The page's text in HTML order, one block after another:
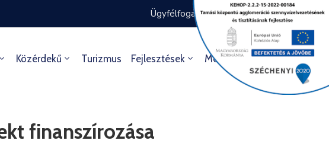
Ügyfélfogadás rendje Ügyintézés
Közérdekű Turizmus Fejlesztések Média Kultúra
finanszírozása